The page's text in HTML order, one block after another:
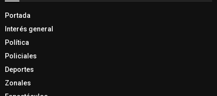
Portada
Interés general
Política
Policiales
Deportes
Zonales